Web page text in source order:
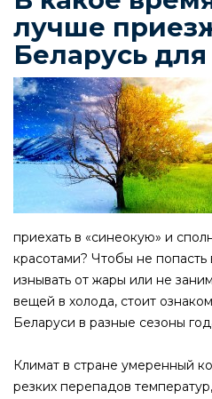
лучше
Беларусь
приехать в «синеокую» и
красотами? Чтобы не
изнывать от жары или не
вещей в холода, стоит
Беларуси в разные сезоны
Климат в стране умеренный
резких перепадов